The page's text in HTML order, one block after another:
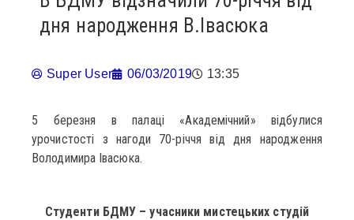
дня народження В.Івасюка
Super User 06/03/2019 13:35
5 березня в палаці «Академічний» відбулися
урочистості з нагоди 70-річчя від дня народження
Володимира Івасюка.
Студенти БДМУ – учасники мистецьких студій